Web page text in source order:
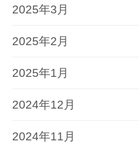
2025年3月
2025年2月
2025年1月
2024年12月
2024年11月